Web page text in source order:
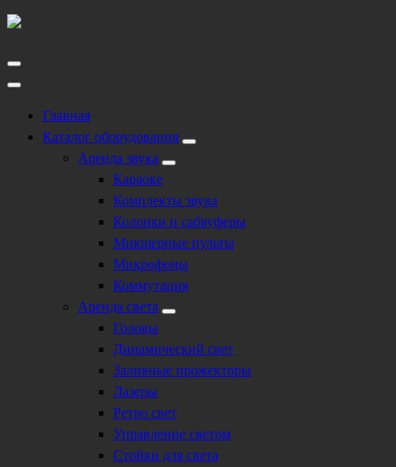
Техническое обеспечение мероприятий
Главная
Каталог оборудования
Аренда звука
Караоке
Комплекты звука
Колонки и сабвуферы
Микшерные пульты
Микрофоны
Коммутация
Аренда света
Головы
Динамический свет
Заливные прожекторы
Лазеры
Ретро свет
Управление светом
Стойки для света